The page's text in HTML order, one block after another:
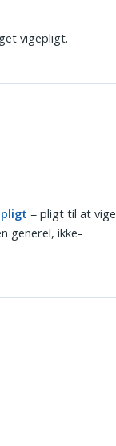
vigepligt.
= pligt til at vige
generel, ikke-